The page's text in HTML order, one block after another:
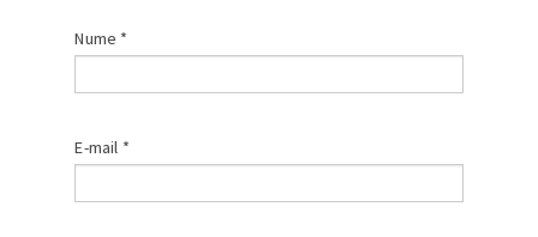
Nume *
E-mail *